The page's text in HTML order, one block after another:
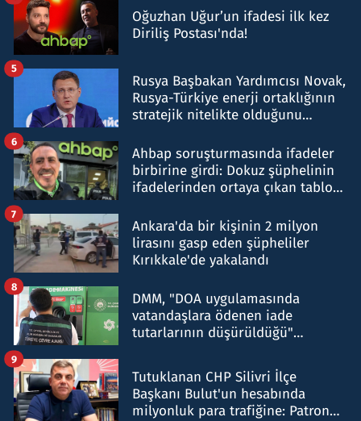
Oğuzhan Uğur’un ifadesi ilk kez
Diriliş Postası'nda!
Rusya Başbakan Yardımcısı Novak,
Rusya-Türkiye enerji ortaklığının
stratejik nitelikte olduğunu
5
Ahbap soruşturmasında ifadeler
birbirine girdi: Dokuz şüphelinin
ifadelerinden ortaya çıkan tablo
6
Ankara'da bir kişinin 2 milyon
lirasını gasp eden şüpheliler
Kırıkkale'de yakalandı
7
DMM, "DOA uygulamasında
vatandaşlara ödenen iade
tutarlarının düşürüldüğü"
8
Tutuklanan CHP Silivri İlçe
Başkanı Bulut'un hesabında
milyonluk para trafiğine: Patron
9